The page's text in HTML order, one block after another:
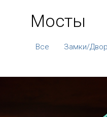
Мосты
Все Замки/